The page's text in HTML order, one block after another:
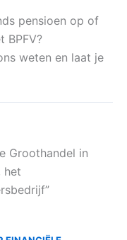
pensioen op of
BPFV?
weten en laat je
Groothandel in
het